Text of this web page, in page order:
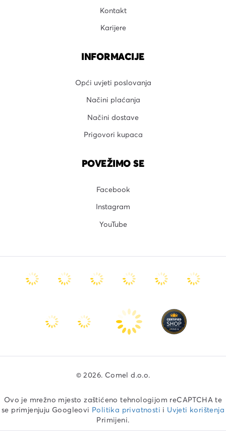
Kontakt
Karijere
INFORMACIJE
Opći uvjeti poslovanja
Načini plaćanja
Načini dostave
Prigovori kupaca
POVEŽIMO SE
Facebook
Instagram
YouTube
© 2026. Comel d.o.o.
Ovo je mrežno mjesto zaštićeno tehnologijom reCAPTCHA te
se primjenjuju Googleovi Politika privatnosti i Uvjeti korištenja
Primijeni.